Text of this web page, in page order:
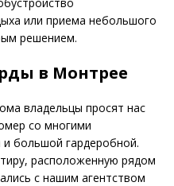
или приема небольшого
решением.
в Монтрее
владельцы просят нас
со многими
большой гардеробной.
расположенную рядом
с нашим агентством